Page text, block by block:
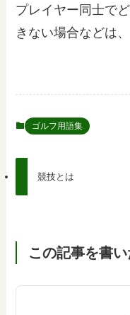
プレイヤー同士で
きない場合などは
ゴルフ用語集
競技とは
この記事を書い